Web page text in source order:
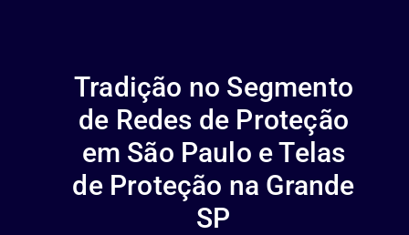
Tradição no Segmento
de Redes de Proteção
em São Paulo e Telas
de Proteção na Grande
SP